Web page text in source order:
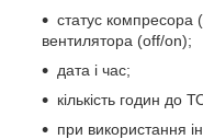
статус
вентилятора (off/on);
дата і час;
кількість годин до
при використання